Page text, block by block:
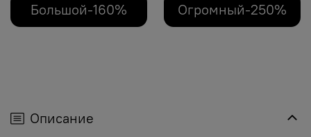
Большой-160% Огромный-250%
Описание